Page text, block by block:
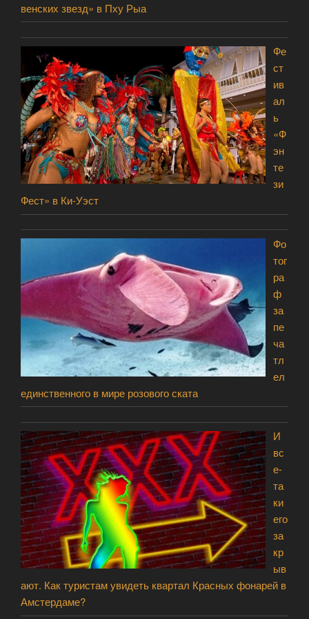
венских звезд» в Пху Рыа
Фе
ст
ив
ал
ь
«Ф
эн
те
зи
Фест» в Ки-Уэст
Фо
тог
ра
ф
за
пе
ча
тл
ел
единственного в мире розового ската
И
вс
е-
та
ки
его
за
кр
ыв
ают. Как туристам увидеть квартал Красных фонарей в
Амстердаме?